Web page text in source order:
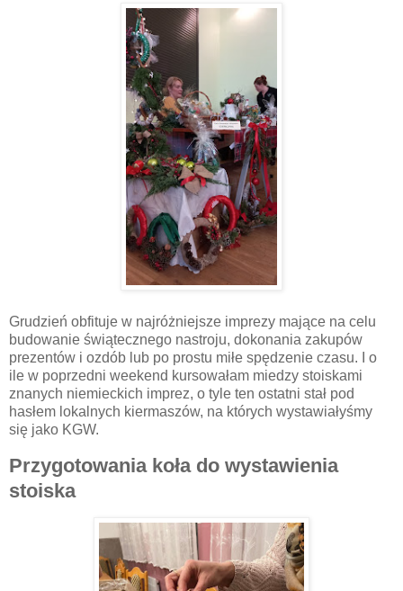
Grudzień obfituje w najróżniejsze imprezy mające na celu
budowanie świątecznego nastroju, dokonania zakupów
prezentów i ozdób lub po prostu miłe spędzenie czasu. I o
ile w poprzedni weekend kursowałam miedzy stoiskami
znanych niemieckich imprez, o tyle ten ostatni stał pod
hasłem lokalnych kiermaszów, na których wystawiałyśmy
się jako KGW.
Przygotowania koła do wystawienia
stoiska